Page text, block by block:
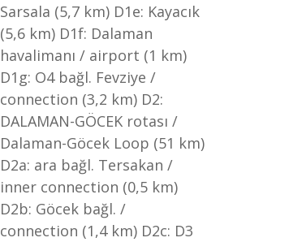
Sarsala (5,7 km) D1e: Kayacık
(5,6 km) D1f: Dalaman
havalimanı / airport (1 km)
D1g: O4 bağl. Fevziye /
connection (3,2 km) D2:
DALAMAN-GÖCEK rotası /
Dalaman-Göcek Loop (51 km)
D2a: ara bağl. Tersakan /
inner connection (0,5 km)
D2b: Göcek bağl. /
connection (1,4 km) D2c: D3